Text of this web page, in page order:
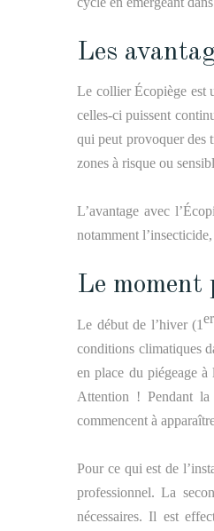
Les
Le collier Écopiège est
celles-ci puissent
qui peut provoquer des
zones à risque ou
L’avantage avec
notamment
Le moment
Le début de l’hiver (1er
conditions climatiques
en place du piégeage
Attention ! Pendant la
commencent à
Pour ce qui est de
professionnel.La
nécessaires. Il est